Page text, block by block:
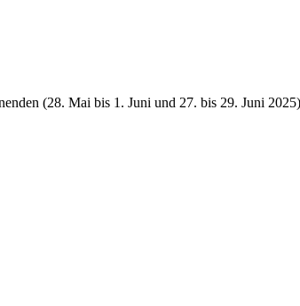
(28. Mai bis 1. Juni und 27. bis 29. Juni